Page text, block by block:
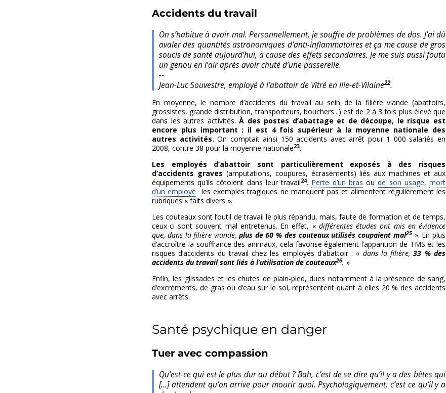
Accidents du travail
On s’habitue à avoir mal. Personnellement, je souffre de problèmes de dos. J’ai dû
avaler des quantités astronomiques d’anti-inflammatoires et ça me cause de gros
soucis de santé aujourd’hui, à cause des effets secondaires. Je me suis aussi foutu
un genou en l’air après avoir chuté d’une passerelle.
--
Jean-Luc Souvestre, employé à l’abattoir de Vitré en Ille-et-Vilaine22.
En moyenne, le nombre d’accidents du travail au sein de la filière viande (abattoirs,
grossistes, grande distribution, transporteurs, bouchers...) est de 2 à 3 fois plus élevé que
dans les autres activités.À des postes d’abattage et de découpe, le risque est
encore plus important : il est 4 fois supérieur à la moyenne nationale des
autres activités. On comptait ainsi 150 accidents avec arrêt pour 1 000 salariés en
2008, contre 38 pour la moyenne nationale23.
Les employés d’abattoir sont particulièrement exposés à des risques
d’accidents graves (amputations, coupures, écrasements) liés aux machines et aux
équipements qu’ils côtoient dans leur travail24. Perte d’un bras oude son usage,mort
d’un employé les exemples tragiques ne manquent pas et alimentent régulièrement les
rubriques « faits divers ».
Les couteaux sont l’outil de travail le plus répandu, mais, faute de formation et de temps,
ceux-ci sont souvent mal entretenus. En effet, « différentes études ont mis en évidence
que, dans la filière viande, plus de 60 % des couteaux utilisés coupaient mal25». En plus
d’accroître la souffrance des animaux, cela favorise également l’apparition de TMS et les
risques d’accidents du travail chez les employés d’abattoir : « dans la filière,33 % des
accidents du travail sont liés à l’utilisation de couteaux26. »
Enfin, les glissades et les chutes de plain-pied, dues notamment à la présence de sang,
d’excréments, de gras ou d’eau sur le sol, représentent quant à elles 20 % des accidents
avec arrêts.
Santé psychique en danger
Tuer avec compassion
Qu’est-ce qui est le plus dur au début ? Bah, c’est de se dire qu’il y a des bêtes qui
[...] attendent qu’on arrive pour mourir quoi. Psychologiquement, c’est ce qu’il y a